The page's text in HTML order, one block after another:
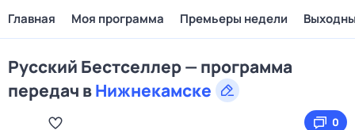
Главная Моя программа Премьеры недели
Русский Бестселлер — программа
передач вНижнекамске
0